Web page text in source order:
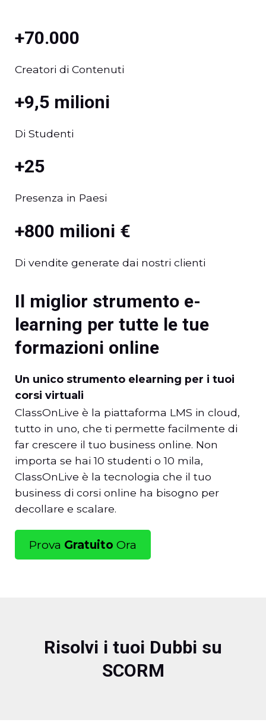
+70.000
Creatori di Contenuti
+9,5 milioni
Di Studenti
+25
Presenza in Paesi
+800 milioni €
Di vendite generate dai nostri clienti
Il miglior strumento e-
learning per tutte le tue
formazioni online
Un unico strumento elearning per i tuoi
corsi virtuali
ClassOnLive è la piattaforma LMS in cloud,
tutto in uno, che ti permette facilmente di
far crescere il tuo business online. Non
importa se hai 10 studenti o 10 mila,
ClassOnLive è la tecnologia che il tuo
business di corsi online ha bisogno per
decollare e scalare.
Prova Gratuito Ora
Risolvi i tuoi Dubbi su
SCORM